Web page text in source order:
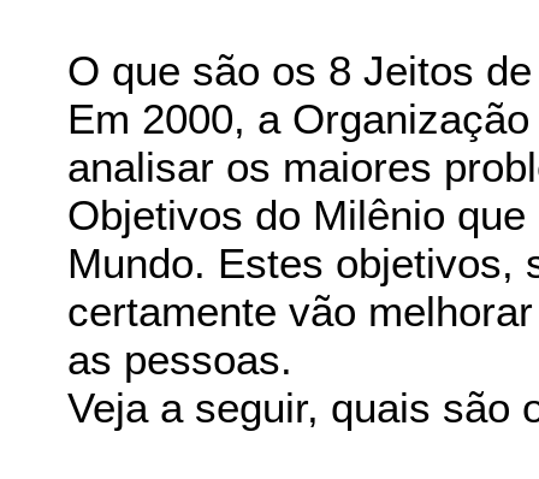
O que são os 8 Jeitos
Em 2000, a
analisar os maiores
Objetivos do Milênio
Mundo. Estes objetivos,
certamente vão
as pessoas.
Veja a seguir, quais são